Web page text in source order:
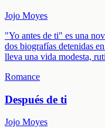
Jojo Moyes
"Yo antes de ti" es una
dos biografías detenidas
lleva una vida modesta,
Romance
Después de ti
Jojo Moyes